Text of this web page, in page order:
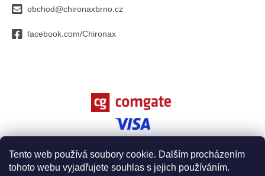
Tento web používá soubory cookie. Dalším procházením
tohoto webu vyjadřujete souhlas s jejich používáním.
obchod@chironaxbrno.cz
facebook.com/Chironax